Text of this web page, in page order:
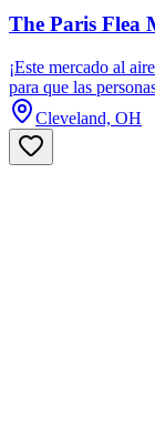
The Paris Flea
¡Este mercado al
para que las
Cleveland, OH